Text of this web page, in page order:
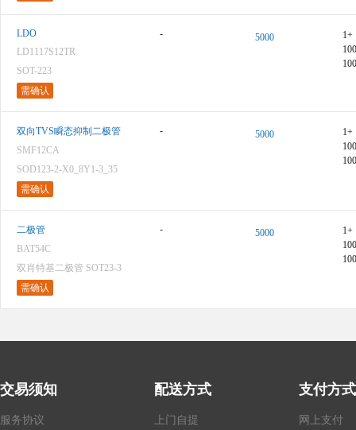
LDO
LD1117S12TR
SOT-223
需确认
- 5000
1+
双向TVS瞬态抑制二极管
SMF12CA
SOD123-2-X0_8Y1-3_35
需确认
- 5000
1+
二极管
BAT54C
双肖特基二极管 SOT23-3
需确认
- 5000
1+
交易须知
服务协议
配送方式
上门自提
支付方式
网上支付